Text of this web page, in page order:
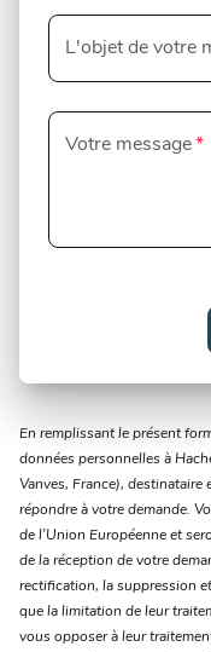
L'objet de votre
Votre message*
En remplissant le présent
données personnelles à
Vanves, France),
répondre à votre demande.
de l’Union Européenne et
de la réception de votre
rectification, la suppression
que la limitation de leur
vous opposer à leur